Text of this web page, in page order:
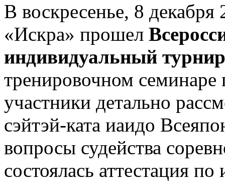
В воскресенье, 8
«Искра» прошел
индивидуальный
тренировочном семинаре
участники детально
сэйтэй-ката иаидо
вопросы судейства
состоялась аттестация